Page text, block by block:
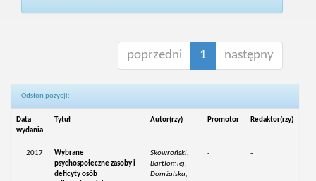
poprzedni 1 następny
Odsłon pozycji:
Data
wydania
Tytuł Autor(rzy) Promotor Redaktor(rzy)
2017
Wybrane
psychospołeczne zasoby i
deficyty osób
Skowroński,
Bartłomiej;
Domżalska,
- -